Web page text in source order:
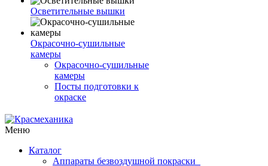
Осветительные вышки
Окрасочно-сушильные
камеры
Окрасочно-сушильные
камеры
Посты подготовки к
окраске
Меню
Каталог
Аппараты безвоздушной покраски